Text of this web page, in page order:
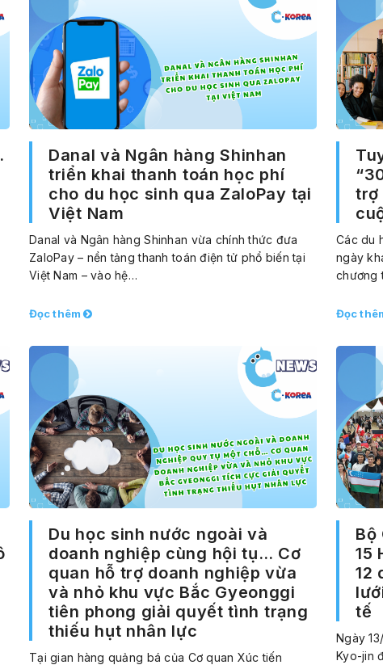
Danal và Ngân hàng Shinhan
triển khai thanh toán học phí
cho du học sinh qua ZaloPay tại
Việt Nam
Danal và Ngân hàng Shinhan vừa chính thức đưa
ZaloPay – nền tảng thanh toán điện tử phổ biến tại
Việt Nam – vào hệ…
Đọc thêm
trợ
Các du
ngày
chương
Đọc
Du học sinh nước ngoài và
doanh nghiệp cùng hội tụ… Cơ
quan hỗ trợ doanh nghiệp vừa
và nhỏ khu vực Bắc Gyeonggi
tiên phong giải quyết tình trạng
thiếu hụt nhân lực
Tại gian hàng quảng bá của Cơ quan Xúc tiến
Bộ
15
12
tế
Ngày
Kyo-jin